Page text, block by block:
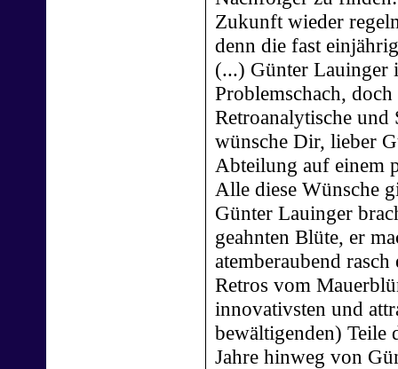
Zukunft wieder
denn die fast
(...) Günter Lauinger
Problemschach,
Retroanalytische und
wünsche Dir, lieber
Abteilung auf einem
Alle diese Wünsche
Günter Lauinger
geahnten Blüte, er
atemberaubend
Retros vom
innovativsten und
bewältigenden) Teile
Jahre hinweg von